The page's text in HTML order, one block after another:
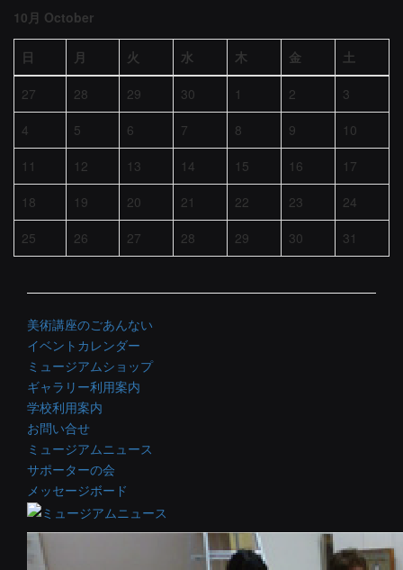
10月 October
日 月 火 水 木 金 土
27 28 29 30 1 2
3
4
5 6 7 8 9
10
11
12 13 14 15 16
17
18
19 20 21 22 23
24
25
26 27 28 29 30 31
美術講座のごあんない
イベントカレンダー
ミュージアムショップ
ギャラリー利用案内
学校利用案内
お問い合せ
ミュージアムニュース
サポーターの会
メッセージボード